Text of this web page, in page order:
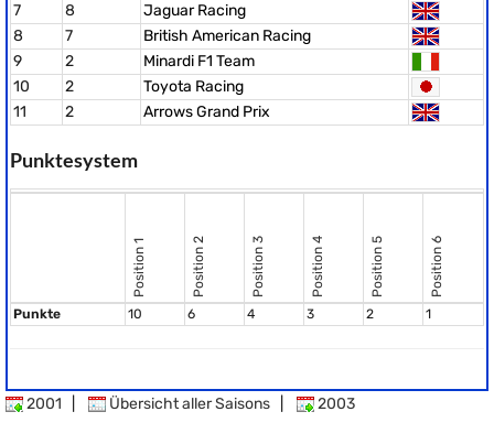
7
8
Jaguar Racing
8
7
British American Racing
9
2
Minardi F1 Team
10
2
Toyota Racing
11
2 Arrows Grand Prix
Punktesystem
Position 1 Position 2 Position 3 Position 4 Position 5 Position 6
Punkte 10 6 4 3 2 1
2001 Übersicht aller Saisons 2003